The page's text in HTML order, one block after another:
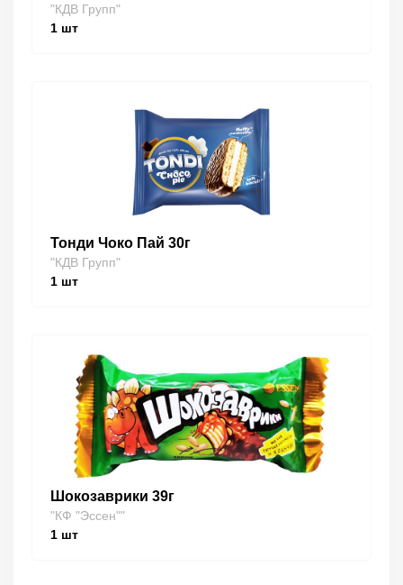
"КДВ Групп"
1 шт
Тонди Чоко Пай 30г
"КДВ Групп"
1 шт
Шокозаврики 39г
"КФ "Эссен""
1 шт